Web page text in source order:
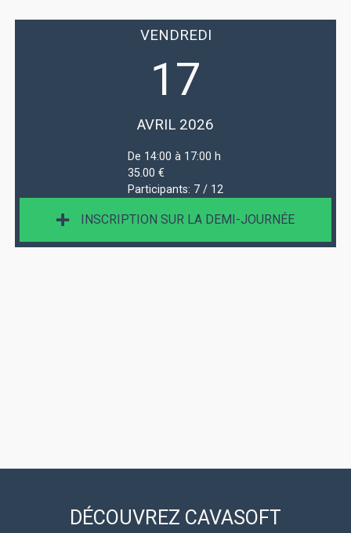
VENDREDI
17
AVRIL 2026
De 14:00 à 17:00 h
35.00 €
Participants: 7 / 12
INSCRIPTION SUR LA DEMI-JOURNÉE
DÉCOUVREZ CAVASOFT